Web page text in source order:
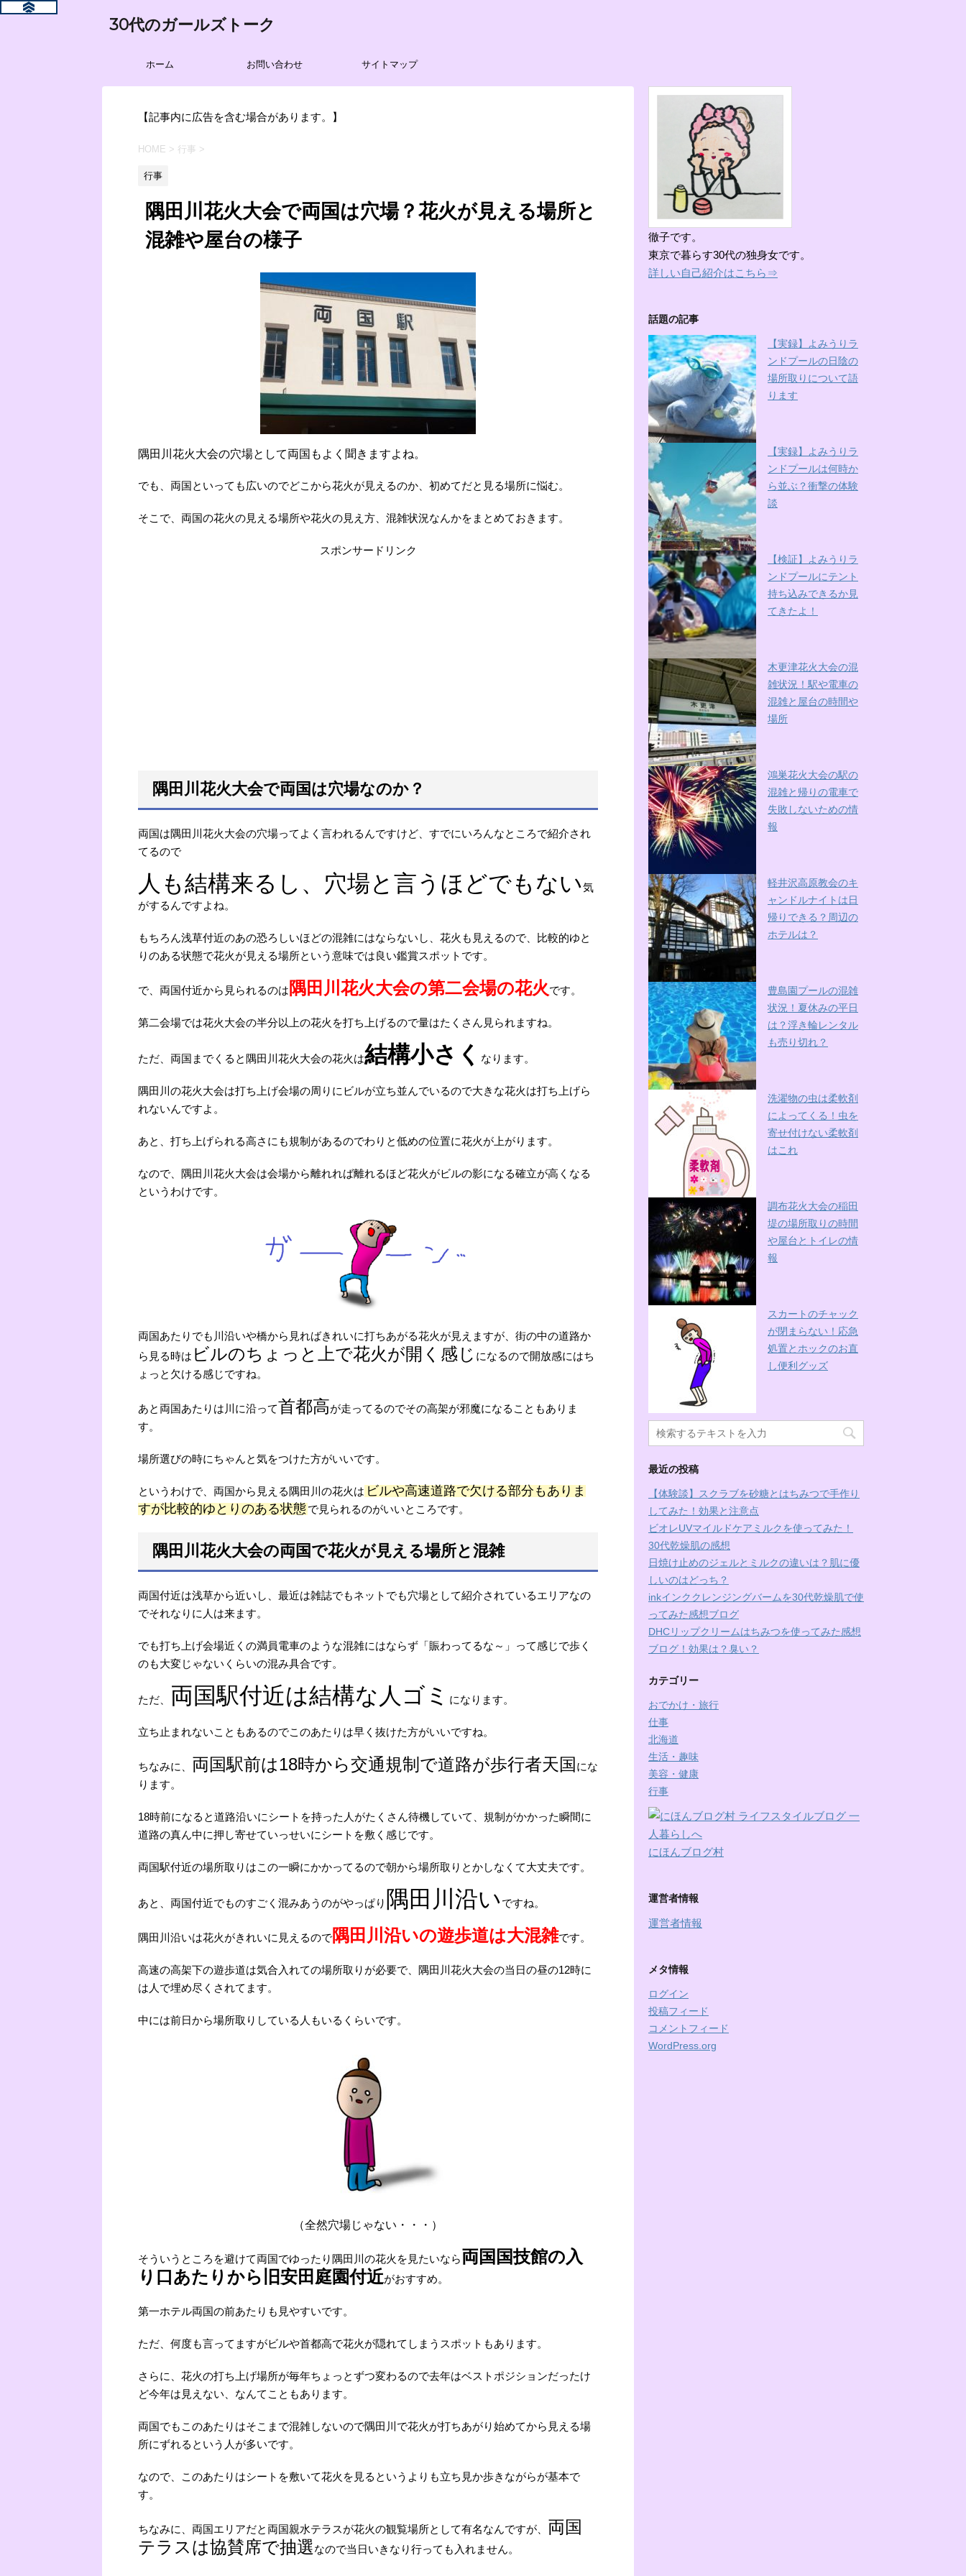
30代のガールズトーク
ホーム お問い合わせ サイトマップ
【記事内に広告を含む場合があります。】
HOME > 行事 >
行事
隅田川花火大会で両国は穴場？花火が見える場所と
混雑や屋台の様子
隅田川花火大会の穴場として両国もよく聞きますよね。
でも、両国といっても広いのでどこから花火が見えるのか、初めてだと見る場所に悩む。
そこで、両国の花火の見える場所や花火の見え方、混雑状況なんかをまとめておきます。
スポンサードリンク
隅田川花火大会で両国は穴場なのか？
両国は隅田川花火大会の穴場ってよく言われるんですけど、すでにいろんなところで紹介され
てるので
人も結構来るし、穴場と言うほどでもない気
がするんですよね。
もちろん浅草付近のあの恐ろしいほどの混雑にはならないし、花火も見えるので、比較的ゆと
りのある状態で花火が見える場所という意味では良い鑑賞スポットです。
で、両国付近から見られるのは 隅田川花火大会の第二会場の花火です。
第二会場では花火大会の半分以上の花火を打ち上げるので量はたくさん見られますね。
ただ、両国までくると隅田川花火大会の花火は結構小さく なります。
隅田川の花火大会は打ち上げ会場の周りにビルが立ち並んでいるので大きな花火は打ち上げら
れないんですよ。
あと、打ち上げられる高さにも規制があるのでわりと低めの位置に花火が上がります。
なので、隅田川花火大会は会場から離れれば離れるほど花火がビルの影になる確立が高くなる
というわけです。
両国あたりでも川沿いや橋から見ればきれいに打ちあがる花火が見えますが、街の中の道路か
ら見る時は ビルのちょっと上で花火が開く感じ になるので開放感にはち
ょっと欠ける感じですね。
あと両国あたりは川に沿って首都高が走ってるのでその高架が邪魔になることもありま
す。
場所選びの時にちゃんと気をつけた方がいいです。
というわけで、両国から見える隅田川の花火は ビルや高速道路で欠ける部分もありま
すが比較的ゆとりのある状態で見られるのがいいところです。
隅田川花火大会の両国で花火が見える場所と混雑
両国付近は浅草から近いし、最近は雑誌でもネットでも穴場として紹介されているエリアなの
でそれなりに人は来ます。
でも打ち上げ会場近くの満員電車のような混雑にはならず「賑わってるな～」って感じで歩く
のも大変じゃないくらいの混み具合です。
ただ、 両国駅付近は結構な人ゴミ になります。
立ち止まれないこともあるのでこのあたりは早く抜けた方がいいですね。
ちなみに、 両国駅前は18時から交通規制で道路が歩行者天国 にな
ります。
18時前になると道路沿いにシートを持った人がたくさん待機していて、規制がかかった瞬間に
道路の真ん中に押し寄せていっせいにシートを敷く感じです。
両国駅付近の場所取りはこの一瞬にかかってるので朝から場所取りとかしなくて大丈夫です。
あと、両国付近でものすごく混みあうのがやっぱり 隅田川沿いですね。
隅田川沿いは花火がきれいに見えるので隅田川沿いの遊歩道は大混雑です。
高速の高架下の遊歩道は気合入れての場所取りが必要で、隅田川花火大会の当日の昼の12時に
は人で埋め尽くされてます。
中には前日から場所取りしている人もいるくらいです。
（全然穴場じゃない・・・）
そういうところを避けて両国でゆったり隅田川の花火を見たいなら両国国技館の入
り口あたりから旧安田庭園付近がおすすめ。
第一ホテル両国の前あたりも見やすいです。
ただ、何度も言ってますがビルや首都高で花火が隠れてしまうスポットもあります。
さらに、花火の打ち上げ場所が毎年ちょっとずつ変わるので去年はベストポジションだったけ
ど今年は見えない、なんてこともあります。
両国でもこのあたりはそこまで混雑しないので隅田川で花火が打ちあがり始めてから見える場
所にずれるという人が多いです。
なので、このあたりはシートを敷いて花火を見るというよりも立ち見か歩きながらが基本で
す。
ちなみに、両国エリアだと両国親水テラスが花火の観覧場所として有名なんですが、 両国
テラスは協賛席で抽選なので当日いきなり行っても入れません。
徹子です。
東京で暮らす30代の独身女です。
詳しい自己紹介はこちら⇒
話題の記事
【実録】よみうりラ
ンドプールの日陰の
場所取りについて語
ります
【実録】よみうりラ
ンドプールは何時か
ら並ぶ？衝撃の体験
談
【検証】よみうりラ
ンドプールにテント
持ち込みできるか見
てきたよ！
木更津花火大会の混
雑状況！駅や電車の
混雑と屋台の時間や
場所
鴻巣花火大会の駅の
混雑と帰りの電車で
失敗しないための情
報
軽井沢高原教会のキ
ャンドルナイトは日
帰りできる？周辺の
ホテルは？
豊島園プールの混雑
状況！夏休みの平日
は？浮き輪レンタル
も売り切れ？
洗濯物の虫は柔軟剤
によってくる！虫を
寄せ付けない柔軟剤
はこれ
調布花火大会の稲田
堤の場所取りの時間
や屋台とトイレの情
報
スカートのチャック
が閉まらない！応急
処置とホックのお直
し便利グッズ
最近の投稿
【体験談】スクラブを砂糖とはちみつで手作り
してみた！効果と注意点
ビオレUVマイルドケアミルクを使ってみた！
30代乾燥肌の感想
日焼け止めのジェルとミルクの違いは？肌に優
しいのはどっち？
inkインククレンジングバームを30代乾燥肌で使
ってみた感想ブログ
DHCリップクリームはちみつを使ってみた感想
ブログ！効果は？臭い？
カテゴリー
おでかけ・旅行
仕事
北海道
生活・趣味
美容・健康
行事
にほんブログ村
運営者情報
運営者情報
メタ情報
ログイン
投稿フィード
コメントフィード
WordPress.org